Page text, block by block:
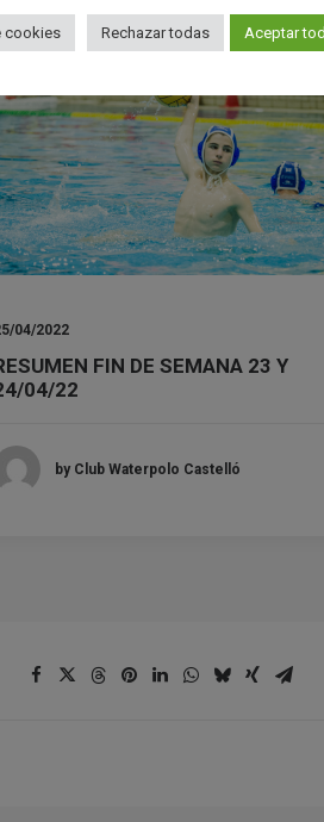
RELATED POSTS
04/2022
FIN DE SEMANA 23 Y
04/22
by Club Waterpolo Castelló
cookies Rechazar todas Aceptar